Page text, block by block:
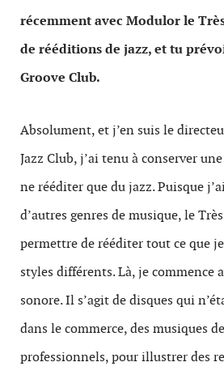
récemment avec Modulor le
de rééditions de jazz, et tu
Groove Club.
Absolument, et j’en suis le
Jazz Club, j’ai tenu à conserver
ne rééditer que du jazz. Puisque
d’autres genres de musique, le
permettre de rééditer tout ce que
styles différents. Là, je commence
sonore. Il s’agit de disques qui
dans le commerce, des musiques
professionnels, pour illustrer des